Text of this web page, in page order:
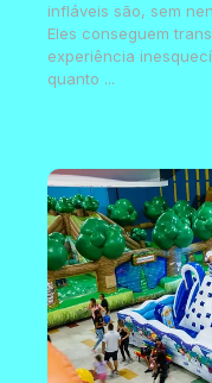
infláveis são, sem
Eles conseguem
experiência
quanto ...